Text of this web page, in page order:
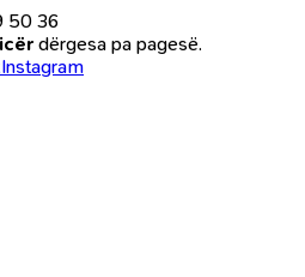
50 36
dërgesa pa pagesë.
Instagram